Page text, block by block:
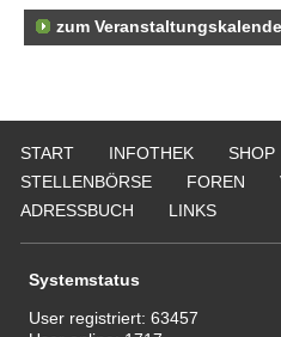
zum
START INFOTHEK SHOP
STELLENBÖRSE
FOREN
ADRESSBUCH
LINKS
Systemstatus
User registriert:63457